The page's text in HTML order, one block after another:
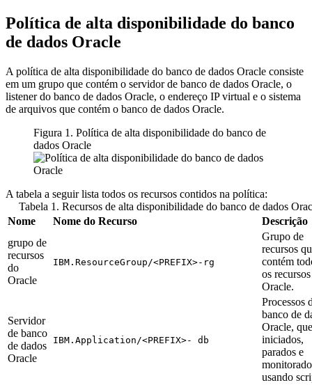
Política de alta disponibilidade do banco
de dados Oracle
A política de alta disponibilidade do banco de dados Oracle consiste
em um grupo que contém o servidor de banco de dados Oracle, o
listener do banco de dados Oracle, o endereço IP virtual e o sistema
de arquivos que contém o banco de dados Oracle.
Figura 1. Política de alta disponibilidade do banco de
dados Oracle
A tabela a seguir lista todos os recursos contidos na política:
Tabela 1. Recursos de alta disponibilidade do banco de dados
Nome
Nome do Recurso
Descrição
grupo de
recursos
do
Oracle
IBM.ResourceGroup/<PREFIX>-rg
Grupo de
recursos
contém
os
Oracle.
Servidor
de banco
de dados
Oracle
IBM.Application/<PREFIX>- db
Processos
banco de
Oracle,
iniciados,
parados e
usando